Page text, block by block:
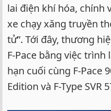
lai điện khí hóa, chính
xe chạy xăng truyền
tử”. Tới đây, thương
F-Pace bằng việc
hạn cuối cùng F-Pace
Edition và F-Type SVR